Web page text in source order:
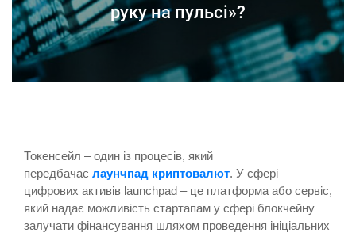
руку на пульсі»?
Токенсейл – один із процесів, який
передбачає лаунчпад криптовалют. У сфері
цифрових активів launchpad – це платформа або сервіс,
який надає можливість стартапам у сфері блокчейну
залучати фінансування шляхом проведення ініціальних